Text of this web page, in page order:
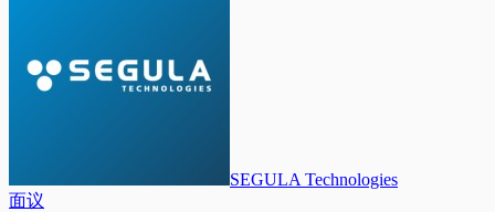
SEGULA Technologies
面议